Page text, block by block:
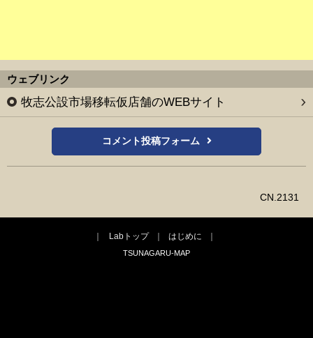
ウェブリンク
牧志公設市場移転仮店舗のWEBサイト
コメント投稿フォーム
CN.2131
Labトップ
はじめに
TSUNAGARU-MAP